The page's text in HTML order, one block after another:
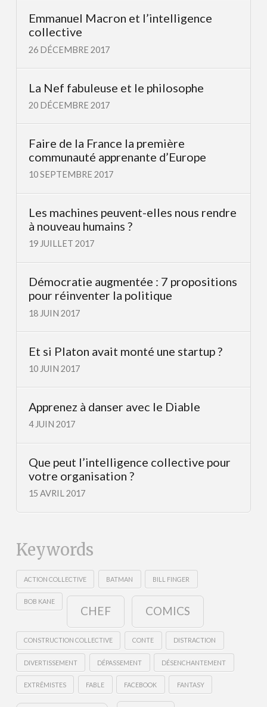
Emmanuel Macron et l’intelligence
collective
26 DÉCEMBRE 2017
La Nef fabuleuse et le philosophe
20 DÉCEMBRE 2017
Faire de la France la première
communauté apprenante d’Europe
10 SEPTEMBRE 2017
Les machines peuvent-elles nous rendre
à nouveau humains ?
19 JUILLET 2017
Démocratie augmentée : 7 propositions
pour réinventer la politique
18 JUIN 2017
Et si Platon avait monté une startup ?
10 JUIN 2017
Apprenez à danser avec le Diable
4 JUIN 2017
Que peut l’intelligence collective pour
votre organisation ?
15 AVRIL 2017
Keywords
ACTION COLLECTIVE BATMAN BILL FINGER
BOB KANE
CHEF COMICS
CONSTRUCTION COLLECTIVE CONTE DISTRACTION
DIVERTISSEMENT DÉPASSEMENT DÉSENCHANTEMENT
EXTRÊMISTES FABLE FACEBOOK FANTASY